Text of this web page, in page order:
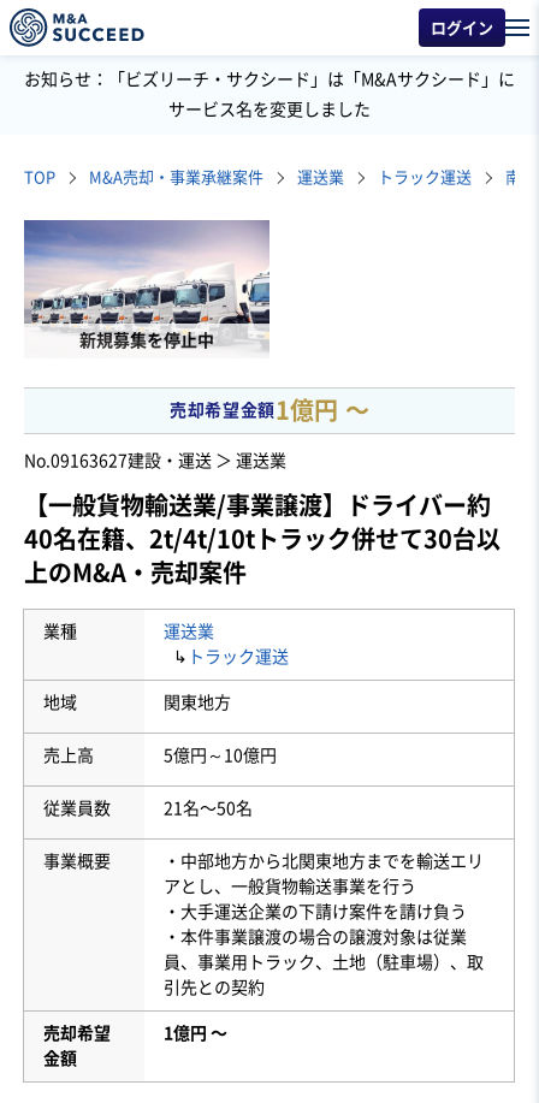
ログイン
お知らせ：「ビズリーチ・サクシード」は「M&Aサクシード」に
サービス名を変更しました
TOP M&A売却・事業承継案件 運送業 トラック運送 南
新規募集を停止中
売却希望金額1億円 〜
No.09163627建設・運送 ＞ 運送業
【一般貨物輸送業/事業譲渡】ドライバー約
40名在籍、2t/4t/10tトラック併せて30台以
上のM&A・売却案件
業種
運送業
↳ トラック運送
地域 関東地方
売上高 5億円～10億円
従業員数 21名〜50名
事業概要
・中部地方から北関東地方までを輸送エリ
アとし、一般貨物輸送事業を行う
・大手運送企業の下請け案件を請け負う
・本件事業譲渡の場合の譲渡対象は従業
員、事業用トラック、土地（駐車場）、取
引先との契約
売却希望
金額
1億円 〜